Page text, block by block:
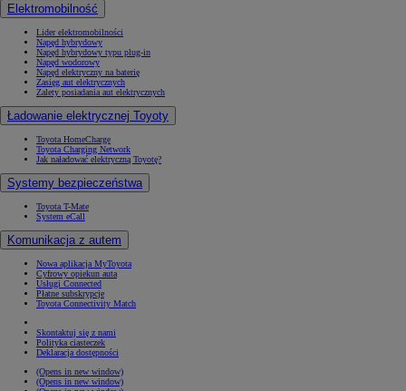
Elektromobilność
Lider elektromobilności
Napęd hybrydowy
Napęd hybrydowy typu plug-in
Napęd wodorowy
Napęd elektryczny na baterię
Zasięg aut elektrycznych
Zalety posiadania aut elektrycznych
Ładowanie elektrycznej Toyoty
Toyota HomeCharge
Toyota Charging Network
Jak naładować elektryczną Toyotę?
Systemy bezpieczeństwa
Toyota T-Mate
System eCall
Komunikacja z autem
Nowa aplikacja MyToyota
Cyfrowy opiekun auta
Usługi Connected
Płatne subskrypcje
Toyota Connectivity Match
Skontaktuj się z nami
Polityka ciasteczek
Deklaracja dostępności
(Opens in new window)
(Opens in new window)